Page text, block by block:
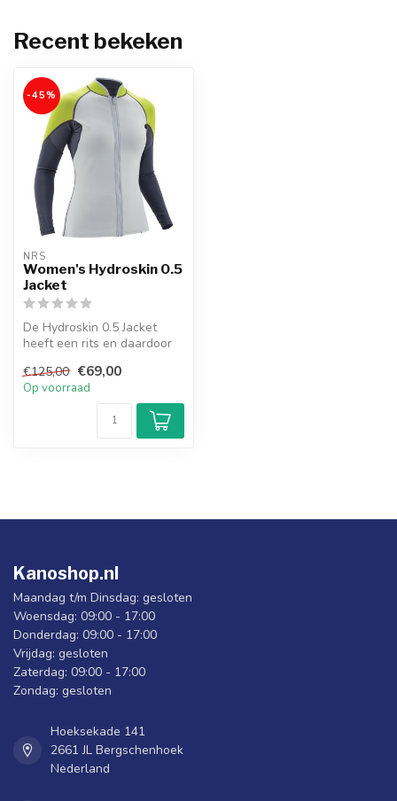
Recent bekeken
-45%
NRS
Women's Hydroskin 0.5
Jacket
De Hydroskin 0.5 Jacket
heeft een rits en daardoor
...
€125,00 €69,00
Op voorraad
Kanoshop.nl
Maandag t/m Dinsdag: gesloten
Woensdag: 09:00 - 17:00
Donderdag: 09:00 - 17:00
Vrijdag: gesloten
Zaterdag: 09:00 - 17:00
Zondag: gesloten
Hoeksekade 141
2661 JL Bergschenhoek
Nederland